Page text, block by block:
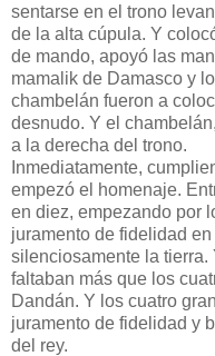
sentarse en el trono
de la alta cúpula. Y
de mando, apoyó las
mamalik de Damasco y
chambelán fueron a
desnudo. Y el
a la derecha del trono.
Inmediatamente,
empezó el homenaje.
en diez, empezando por
juramento de fidelidad
silenciosamente la
faltaban más que los
Dandán. Y los cuatro
juramento de fidelidad y
del rey.